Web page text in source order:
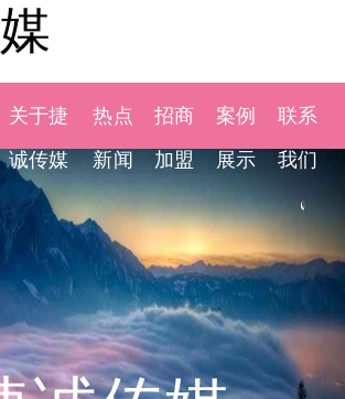
关于捷
诚传媒
热点
新闻
招商
加盟
案例
展示
联系
我们